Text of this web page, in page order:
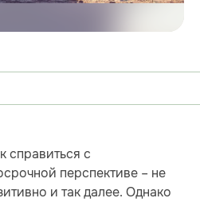
справиться с
перспективе – не
и так далее. Однако